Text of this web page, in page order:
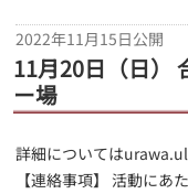
2022年11月15日公開
11月20日（日）
ー場
詳細については
【連絡事項】 活動にあ